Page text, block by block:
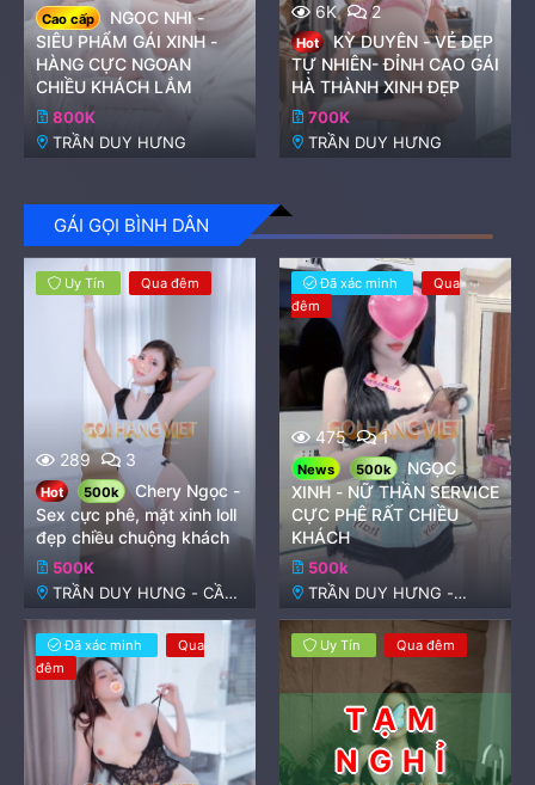
Cao cấp
NGOC NHI -
SIÊU PHẨM GÁI XINH -
HÀNG CỰC NGOAN
CHIỀU KHÁCH LẮM
800K
TRẦN DUY HƯNG
6K 2
Hot
KỲ DUYÊN - VẺ ĐẸP
TỰ NHIÊN- ĐỈNH CAO GÁI
HÀ THÀNH XINH ĐẸP
700K
TRẦN DUY HƯNG
GÁI GỌI BÌNH DÂN
Uy Tín Qua đêm
289 3
Hot 500k
Chery Ngọc -
Sex cực phê, mặt xinh loll
đẹp chiều chuộng khách
500K
TRẦN DUY HƯNG - CẦU
Đã xác minh
Qua
đêm
475 1
News 500k
NGỌC
XINH - NỮ THẦN SERVICE
CỰC PHÊ RẤT CHIỀU
KHÁCH
500k
TRẦN DUY HƯNG -
NGUYỄN CHÁNH
Đã xác minh
Qua
đêm
Uy Tín Qua đêm